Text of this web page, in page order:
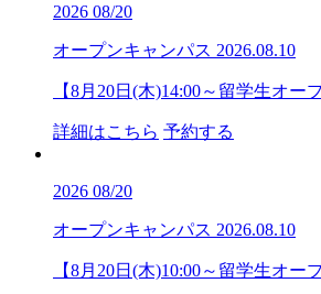
2026 08/20
オープンキャンパス 2026.08.10
【8月20日(木)14:00～留学生オー
詳細はこちら 予約する
2026 08/20
オープンキャンパス 2026.08.10
【8月20日(木)10:00～留学生オー